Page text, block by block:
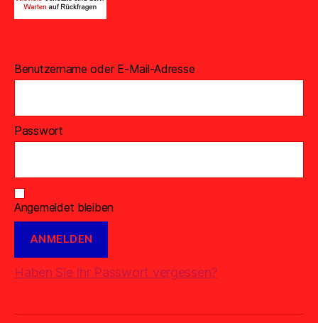
Benutzername oder E-Mail-Adresse
Passwort
Angemeldet bleiben
Haben Sie Ihr Passwort vergessen?